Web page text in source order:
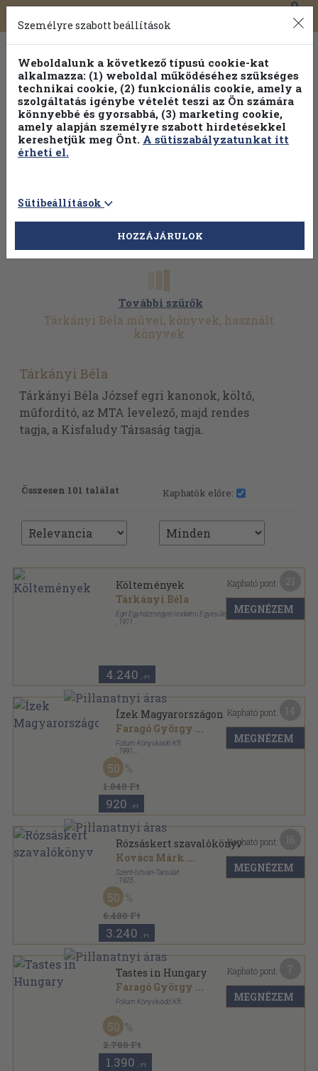
Toggle
navigation
0
Válogasson több mint 30 000 kötet közül
Hobbi témakörökben20% kedvezménnyel!
További szűrők
Tárkányi Béla művei, könyvek, használt
könyvek
Tárkányi Béla
Tárkányi Béla József egri kanonok, költő,
műfordító, az MTA levelező, majd rendes
tagja, a Kisfaludy Társaság tagja.
Összesen 101 találat Kaphatók előre:
Költemények
Tárkányi Béla
Egri Egyházmegyei Irodalmi Egyesület
1911
4.240 ,-Ft
Kapható pont:
MEGNÉZEM
Ízek Magyarországon
Faragó György ...
Folium Könyvkiadó Kft.
1991
Vászon
1.840 Ft
50
920 ,-Ft
Kapható pont:
MEGNÉZEM
Rózsáskert szavalókönyv
Kovács Márk ...
Szent-István-Társulat
1923
Félvászon
6.480 Ft
50
3.240 ,-Ft
Kapható pont:
MEGNÉZEM
Tastes in Hungary
Faragó György ...
Folium Könyvkiadó Kft.
Vászon
2.780 Ft
50
1.390 ,-Ft
Kapható pont:
MEGNÉZEM
Személyre szabott beállítások
Weboldalunk a következő típusú cookie-kat
alkalmazza: (1) weboldal működéséhez szükséges
technikai cookie, (2) funkcionális cookie, amely a
szolgáltatás igénybe vételét teszi az Ön számára
könnyebbé és gyorsabbá, (3) marketing cookie,
amely alapján személyre szabott hirdetésekkel
kereshetjük meg Önt. A sütiszabályzatunkat itt
érheti el.
Sütibeállítások
HOZZÁJÁRULOK